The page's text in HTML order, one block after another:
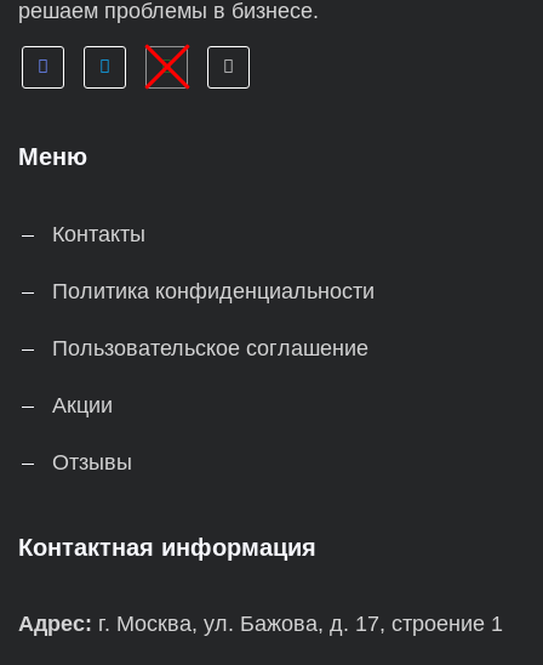
решаем проблемы в бизнесе.
Меню
Контакты
Политика конфиденциальности
Пользовательское соглашение
Акции
Отзывы
Контактная информация
Адрес: г. Москва, ул. Бажова, д. 17, строение 1